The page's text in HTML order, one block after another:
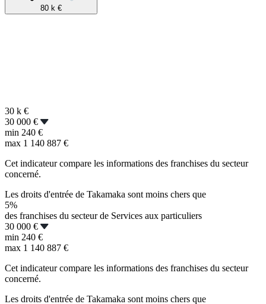
80 k €
30 k €
30 000 €
min 240 €
max 1 140 887 €
Cet indicateur compare les informations des franchises du secteur
concerné.
Les droits d'entrée de Takamaka sont moins chers que
5%
des franchises du secteur de Services aux particuliers
30 000 €
min 240 €
max 1 140 887 €
Cet indicateur compare les informations des franchises du secteur
concerné.
Les droits d'entrée de Takamaka sont moins chers que